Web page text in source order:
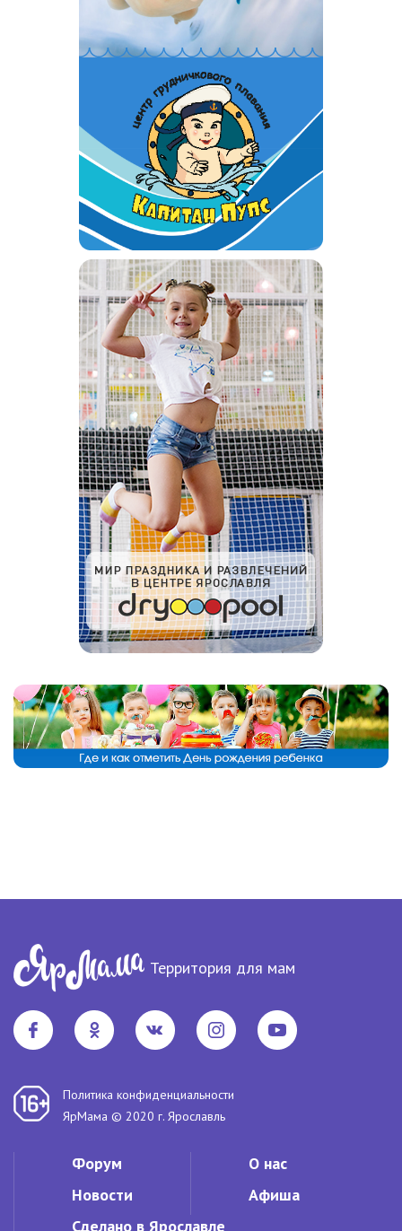
Территория для мам
Политика конфиденциальности
ЯрМама © 2020 г. Ярославль
Форум
Новости
О нас
Афиша
Сделано в Ярославле